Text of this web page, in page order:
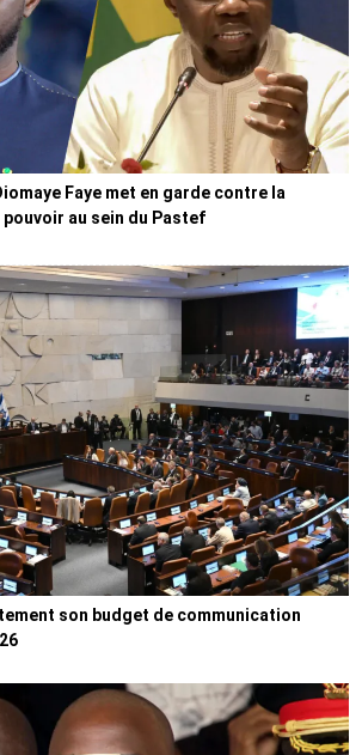
Faye met en garde contre la
au sein du Pastef
son budget de communication